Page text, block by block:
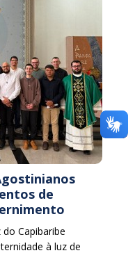
de
do Capibaribe
à luz de